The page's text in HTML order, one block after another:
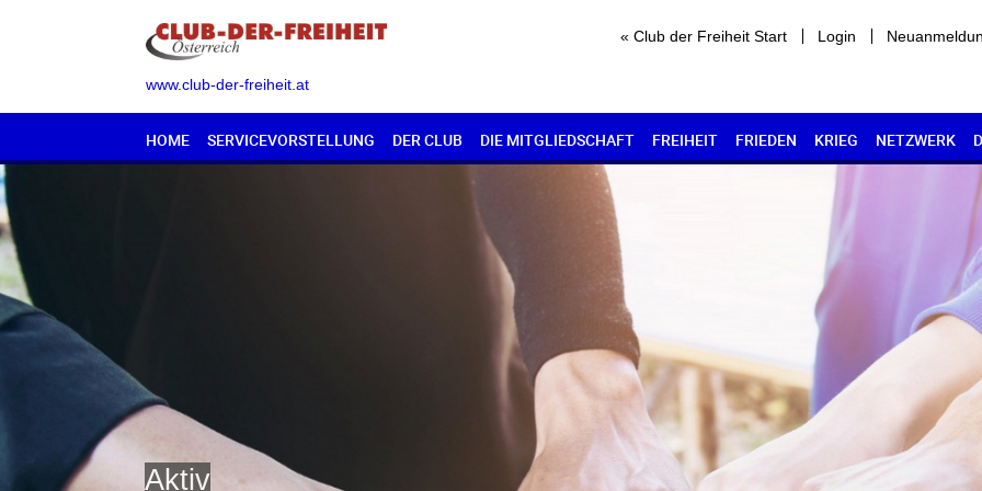
« Club der Freiheit Start Login
www.club-der-freiheit.at
HOME SERVICEVORSTELLUNG DER CLUB DIE MITGLIEDSCHAFT FREIHEIT FRIEDEN KRIEG NETZWERK
Aktiv